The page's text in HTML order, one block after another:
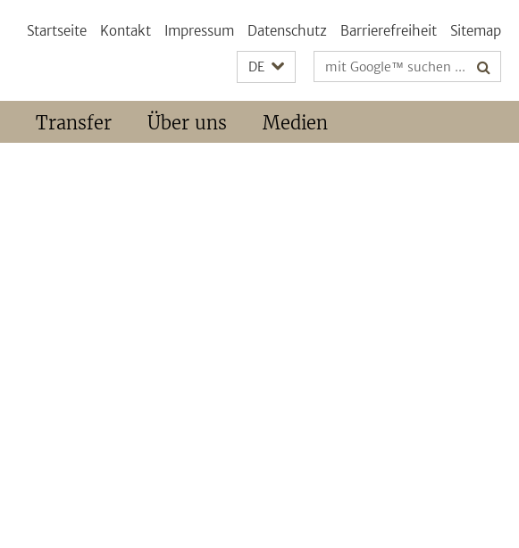
Startseite Kontakt Impressum Datenschutz Barrierefreiheit Sitemap
DE Suchbegriffe
Transfer Über uns Medien